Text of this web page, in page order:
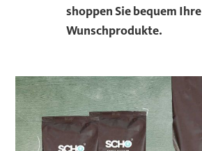
shoppen Sie bequem Ihre
Wunschprodukte.